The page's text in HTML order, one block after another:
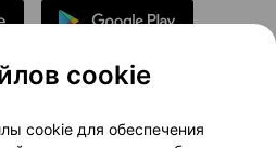
Новости проекта
cookie
cookie для обеспечения